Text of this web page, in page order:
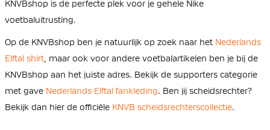
KNVBshop is de perfecte plek voor je gehele Nike
voetbaluitrusting.
Op de KNVBshop ben je natuurlijk op zoek naar het Nederlands
Elftal shirt , maar ook voor andere voetbalartikelen ben je bij de
KNVBshop aan het juiste adres. Bekijk de supporters categorie
met gave Nederlands Elftal fankleding. Ben jij scheidsrechter?
Bekijk dan hier de officiële KNVB scheidsrechterscollectie.